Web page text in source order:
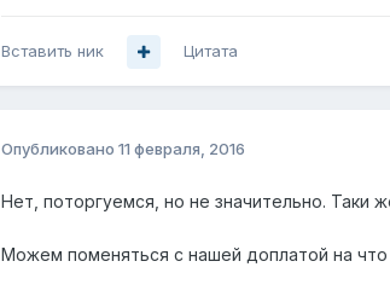
Вставить ник Цитата
Опубликовано 11 февраля, 2016
Нет, поторгуемся, но не значительно. Таки
Можем поменяться с нашей доплатой на